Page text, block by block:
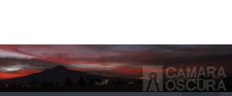
Cámara
Oscura